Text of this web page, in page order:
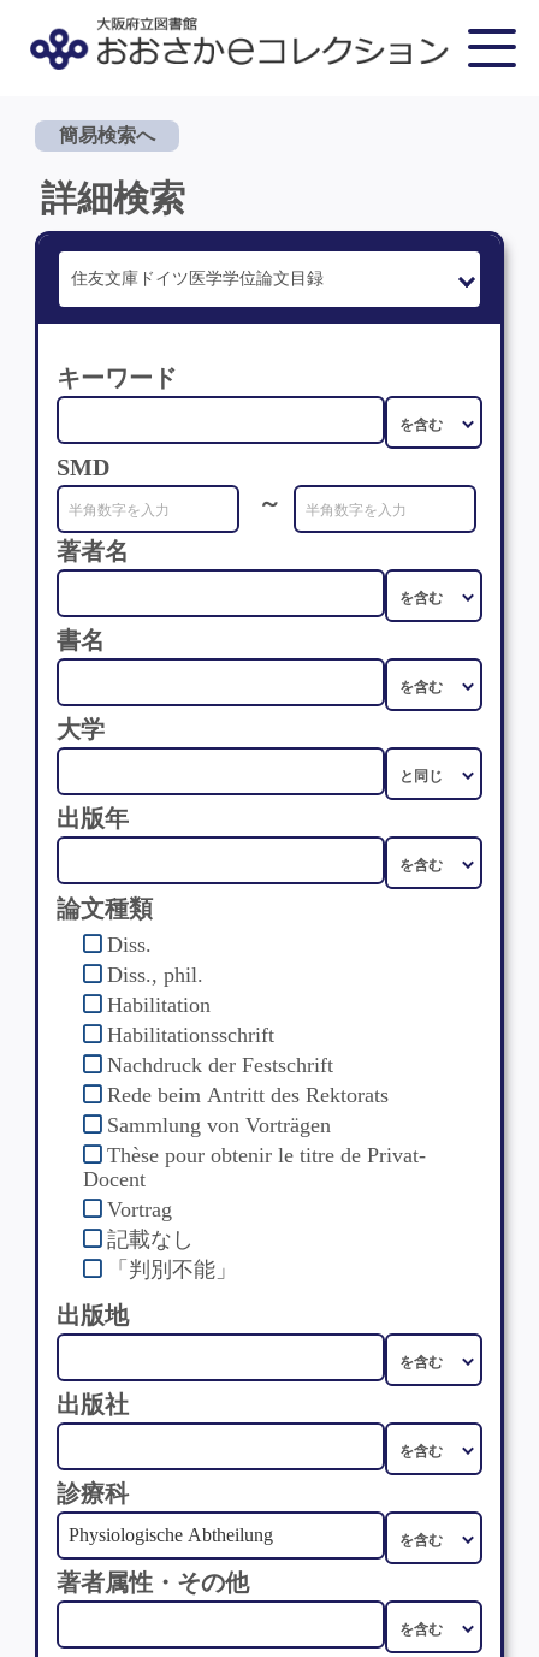
簡易検索へ
詳細検索
キーワード
SMD
～
著者名
書名
大学
出版年
論文種類
Diss.
Diss., phil.
Habilitation
Habilitationsschrift
Nachdruck der Festschrift
Rede beim Antritt des Rektorats
Sammlung von Vorträgen
Thèse pour obtenir le titre de Privat-
Docent
Vortrag
記載なし
「判別不能」
出版地
出版社
診療科
著者属性・その他